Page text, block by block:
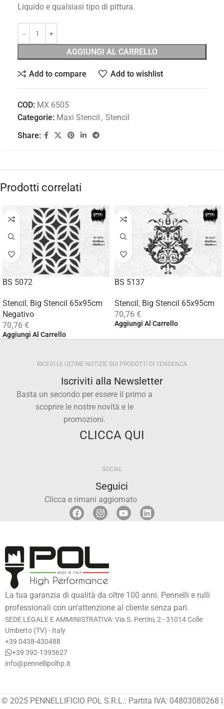
Liquido e qualsiasi tipo di pittura.
AGGIUNGI AL CARRELLO
Add to compare Add to wishlist
COD: MX 6505
Categorie: Maxi Stencil , Stencil
Share:
Prodotti correlati
BS 5072
Stencil, Big Stencil 65x95cm
Negativo
70,76 €
Aggiungi Al Carrello
BS 5137
Stencil, Big Stencil 65x95cm
70,76 €
Aggiungi Al Carrello
RICEVI LE ULTIME NOTIZIE SUI PRODOTTI DI TENDENZA
Iscriviti alla Newsletter
Basta un secondo per essere il primo a
scoprire le nostre novità e le
promozioni.
CLICCA QUI
SOCIAL
Seguici
Clicca e rimani aggiornato
La tua garanzia di qualità da oltre 100 anni. Pennelli e rulli
professionali con un'attenzione al cliente senza pari.
SEDE LEGALE E AMMINISTRATIVA: Via S. Pertini, 2 - 31014 Colle
Umberto (TV) - Italy
+39 0438-430488
+39 392-1395627
info@pennellipolhp.it
© 2025 PENNELLIFICIO POL S.R.L.: Partita IVA: 04803080268 |